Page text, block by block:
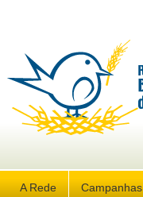
A Rede Campanhas